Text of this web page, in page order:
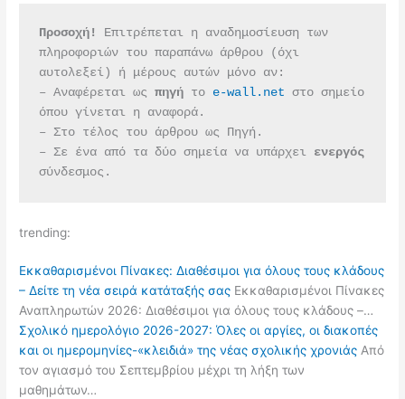
Προσοχή!
Επιτρέπεται η αναδημοσίευση των
πληροφοριών του παραπάνω άρθρου (όχι
αυτολεξεί) ή μέρους αυτών μόνο αν:
– Αναφέρεται ως πηγή το e-wall.net στο σημείο
όπου γίνεται η αναφορά.
– Στο τέλος του άρθρου ως Πηγή.
– Σε ένα από τα δύο σημεία να υπάρχει
ενεργός
σύνδεσμος.
trending:
Εκκαθαρισμένοι Πίνακες: Διαθέσιμοι για όλους τους κλάδους
– Δείτε τη νέα σειρά κατάταξής σας Εκκαθαρισμένοι Πίνακες
Αναπληρωτών 2026: Διαθέσιμοι για όλους τους κλάδους –…
Σχολικό ημερολόγιο 2026-2027: Όλες οι αργίες, οι διακοπές
και οι ημερομηνίες-«κλειδιά» της νέας σχολικής χρονιάς Από
τον αγιασμό του Σεπτεμβρίου μέχρι τη λήξη των
μαθημάτων…